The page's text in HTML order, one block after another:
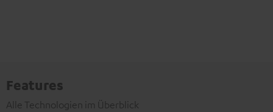
Features
Alle Technologien im Überblick